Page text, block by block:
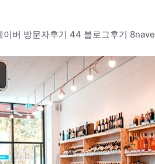
이버 방문자후기 44 블로그후기